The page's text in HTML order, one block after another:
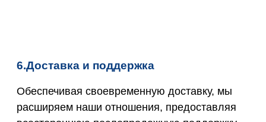
6.Доставка и поддержка
Обеспечивая своевременную доставку, мы
расширяем наши отношения, предоставляя